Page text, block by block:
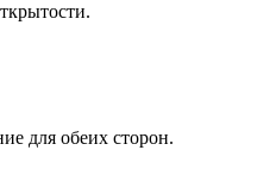
для обеих сторон.